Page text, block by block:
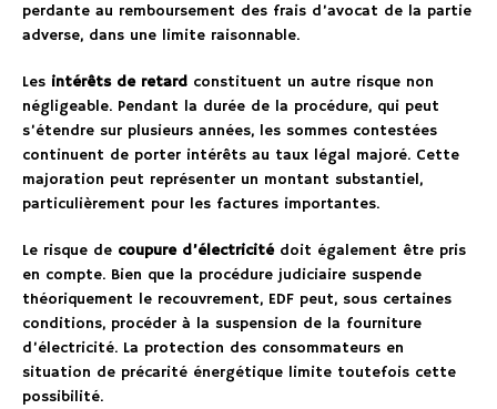
perdante au remboursement des frais d’avocat de la partie
adverse, dans une limite raisonnable.
Les intérêts de retard constituent un autre risque non
négligeable. Pendant la durée de la procédure, qui peut
s’étendre sur plusieurs années, les sommes contestées
continuent de porter intérêts au taux légal majoré. Cette
majoration peut représenter un montant substantiel,
particulièrement pour les factures importantes.
Le risque de coupure d’électricitédoit également être pris
en compte. Bien que la procédure judiciaire suspende
théoriquement le recouvrement, EDF peut, sous certaines
conditions, procéder à la suspension de la fourniture
d’électricité. La protection des consommateurs en
situation de précarité énergétique limite toutefois cette
possibilité.